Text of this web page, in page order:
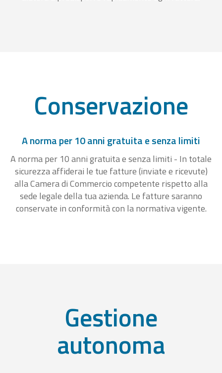
Conservazione
A norma per 10 anni gratuita e senza limiti
A norma per 10 anni gratuita e senza limiti - In totale
sicurezza affiderai le tue fatture (inviate e ricevute)
alla Camera di Commercio competente rispetto alla
sede legale della tua azienda. Le fatture saranno
conservate in conformità con la normativa vigente.
Gestione
autonoma